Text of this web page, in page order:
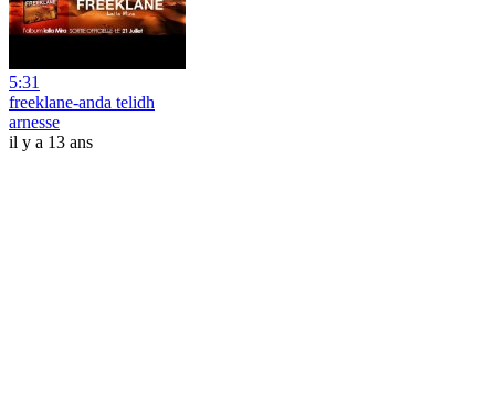
5:31
freeklane-anda telidh
arnesse
il y a 13 ans